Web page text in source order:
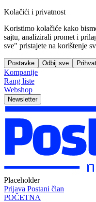
Kolačići i privatnost
Koristimo kolačiće kako
sajtu, analizirali promet i
sve" pristajete na korištenje
Postavke Odbij sve
Kompanije
Rang liste
Webshop
Newsletter
Placeholder
Prijava Postani član
POČETNA